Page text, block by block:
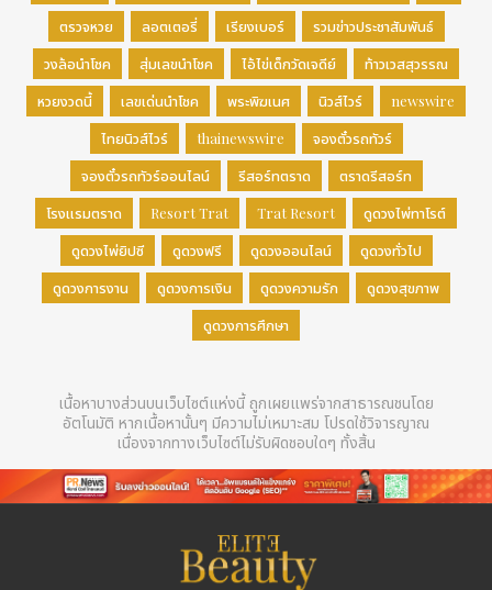
ตรวจหวย
ลอตเตอรี่ เรียงเบอร์
รวมข่าวประชาสัมพันธ์
วงล้อนำโชค
สุ่มเลขนำโชค ไอ้ไข่เด็กวัดเจดีย์
ท้าวเวสสุวรรณ
หวยงวดนี้
เลขเด่นนำโชค พระพิฆเนศ นิวส์ไวร์
newswire
ไทยนิวส์ไวร์
thainewswire
จองตั๋วรถทัวร์
จองตั๋วรถทัวร์ออนไลน์
รีสอร์ทตราด
ตราดรีสอร์ท
โรงแรมตราด
Resort Trat Trat Resort
ดูดวงไพ่ทาโรต์
ดูดวงไพ่ยิปซี
ดูดวงฟรี ดูดวงออนไลน์
ดูดวงทั่วไป
ดูดวงการงาน
ดูดวงการเงิน ดูดวงความรัก
ดูดวงสุขภาพ
ดูดวงการศึกษา
เนื้อหาบางส่วนบนเว็บไซต์แห่งนี้ ถูกเผยแพร่จากสาธารณชนโดย
อัตโนมัติ หากเนื้อหานั้นๆ มีความไม่เหมาะสม โปรดใช้วิจารญาณ
เนื่องจากทางเว็บไซต์ไม่รับผิดชอบใดๆ ทั้งสิ้น